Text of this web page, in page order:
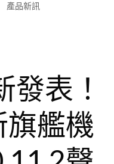
產品新訊
發表！
艦機